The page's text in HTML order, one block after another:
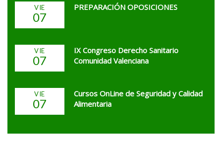
VIE
07
PREPARACIÓN OPOSICIONES
VIE
07
IX Congreso Derecho Sanitario
Comunidad Valenciana
VIE
07
Cursos OnLine de Seguridad y Calidad
Alimentaria